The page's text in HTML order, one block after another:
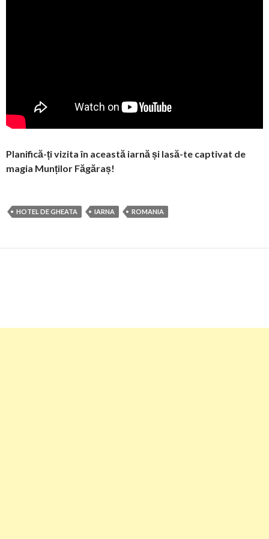
Planifică-ți vizita în această iarnă și lasă-te captivat de
magia Munților Făgăraș!
HOTEL DE GHEATA IARNA ROMANIA